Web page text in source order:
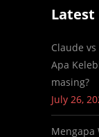
Latest
Claude vs
Apa
masing?
July 26,
Mengapa